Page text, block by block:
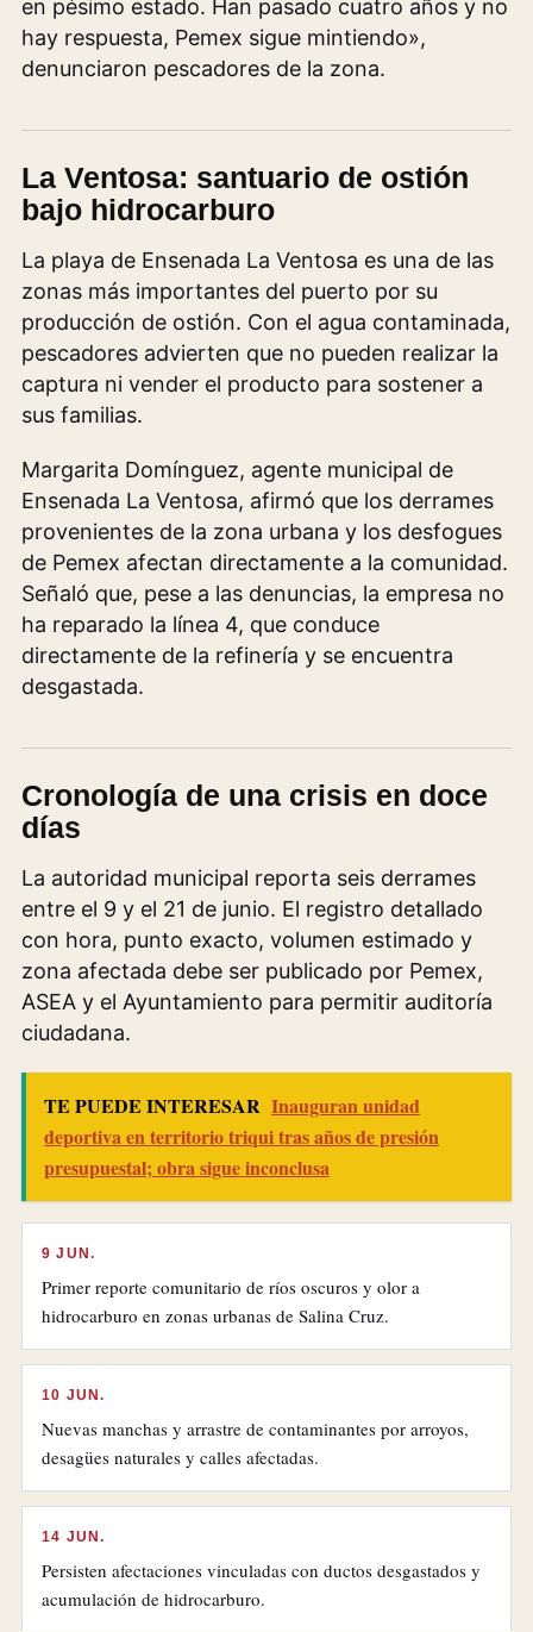
en pésimo estado. Han pasado cuatro años y no
hay respuesta, Pemex sigue mintiendo»,
denunciaron pescadores de la zona.
La Ventosa: santuario de ostión
bajo hidrocarburo
La playa de Ensenada La Ventosa es una de las
zonas más importantes del puerto por su
producción de ostión. Con el agua contaminada,
pescadores advierten que no pueden realizar la
captura ni vender el producto para sostener a
sus familias.
Margarita Domínguez, agente municipal de
Ensenada La Ventosa, afirmó que los derrames
provenientes de la zona urbana y los desfogues
de Pemex afectan directamente a la comunidad.
Señaló que, pese a las denuncias, la empresa no
ha reparado la línea 4, que conduce
directamente de la refinería y se encuentra
desgastada.
Cronología de una crisis en doce
días
La autoridad municipal reporta seis derrames
entre el 9 y el 21 de junio. El registro detallado
con hora, punto exacto, volumen estimado y
zona afectada debe ser publicado por Pemex,
ASEA y el Ayuntamiento para permitir auditoría
ciudadana.
TE PUEDE INTERESAR Inauguran unidad
deportiva en territorio triqui tras años de presión
presupuestal; obra sigue inconclusa
9 JUN.
Primer reporte comunitario de ríos oscuros y olor a
hidrocarburo en zonas urbanas de Salina Cruz.
10 JUN.
Nuevas manchas y arrastre de contaminantes por arroyos,
desagües naturales y calles afectadas.
14 JUN.
Persisten afectaciones vinculadas con ductos desgastados y
acumulación de hidrocarburo.